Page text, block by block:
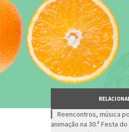
Reencontros, música
animação na 30.ª Festa